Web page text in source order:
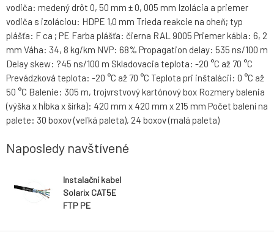
vodiča: medený drôt 0, 50 mm ± 0, 005 mm Izolácia a priemer
vodiča s izoláciou: HDPE 1,0 mm Trieda reakcie na oheň; typ
plášťa: F ca ; PE Farba plášťa: čierna RAL 9005 Priemer kábla: 6, 2
mm Váha: 34, 8 kg/km NVP: 68% Propagation delay: 535 ns/100 m
Delay skew: ?45 ns/100 m Skladovacia teplota: -20 °C až 70 °C
Prevádzková teplota: -20 °C až 70 °C Teplota pri inštalácii: 0 °C až
50 °C Balenie: 305 m, trojvrstvový kartónový box Rozmery balenia
(výška x hĺbka x šírka): 420 mm x 420 mm x 215 mm Počet balení na
palete: 30 boxov (veľká paleta), 24 boxov (malá paleta)
Naposledy navštívené
Instalační kabel
Solarix CAT5E
FTP PE